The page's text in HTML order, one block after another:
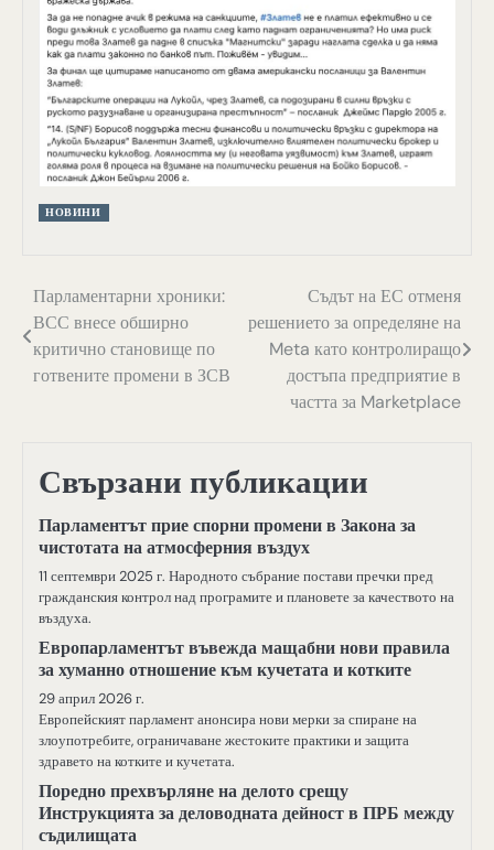
НОВИНИ
Навигация
Парламентарни хроники:
ВСС внесе обширно
критично становище по
готвените промени в ЗСВ
Съдът на ЕС отменя
решението за определяне на
Meta като контролиращо
достъпа предприятие в
частта за Marketplace
Свързани публикации
Парламентът прие спорни промени в Закона за
чистотата на атмосферния въздух
11 септември 2025 г. Народното събрание постави пречки пред
гражданския контрол над програмите и плановете за качеството на
въздуха.
Европарламентът въвежда мащабни нови правила
за хуманно отношение към кучетата и котките
29 април 2026 г.
Европейският парламент анонсира нови мерки за спиране на
злоупотребите, ограничаване жестоките практики и защита
здравето на котките и кучетата.
Поредно прехвърляне на делото срещу
Инструкцията за деловодната дейност в ПРБ между
съдилищата